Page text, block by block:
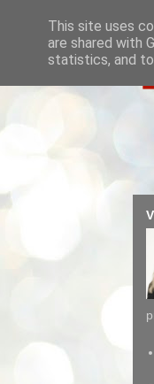
This site uses
are shared with
statistics, and